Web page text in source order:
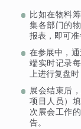
比如在物料
集各部门的
报表，即可准
在参展中，
端实时记录
上进行复盘
展会结束后
项目人员）
次展会工作
告。